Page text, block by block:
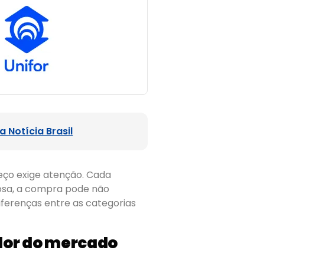
Notícia Brasil
exige atenção. Cada
a compra pode não
entre as categorias
do mercado